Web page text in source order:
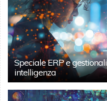
Speciale ERP e
intelligenza